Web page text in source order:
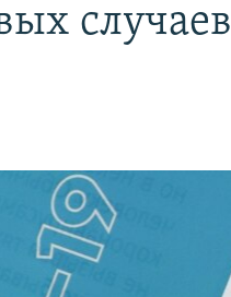
случаев